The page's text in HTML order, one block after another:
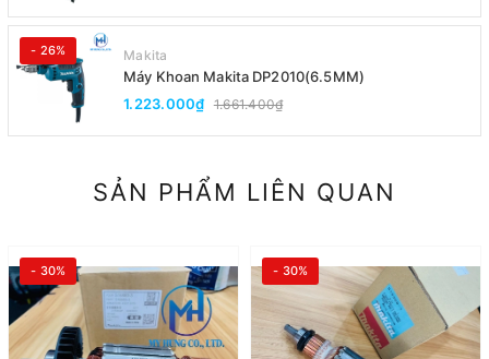
- 26% Makita
Máy Khoan Makita DP2010(6.5MM)
1.223.000₫ 1.661.400₫
SẢN PHẨM LIÊN QUAN
- 30% - 30%